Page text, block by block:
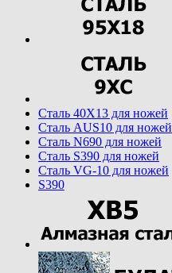
Cталь 40Х13 для ножей
Cталь AUS10 для ножей
Cталь N690 для ножей
Cталь S390 для ножей
Cталь VG-10 для ножей
S390